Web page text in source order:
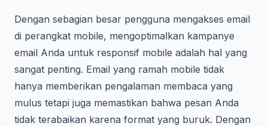
Dengan sebagian besar pengguna mengakses email
di perangkat mobile, mengoptimalkan kampanye
email Anda untuk responsif mobile adalah hal yang
sangat penting. Email yang ramah mobile tidak
hanya memberikan pengalaman membaca yang
mulus tetapi juga memastikan bahwa pesan Anda
tidak terabaikan karena format yang buruk. Dengan